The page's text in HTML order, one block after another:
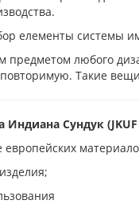
елементы системы
предметом любого
Такие
Сундук
европейских